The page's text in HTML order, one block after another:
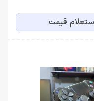
قیمت